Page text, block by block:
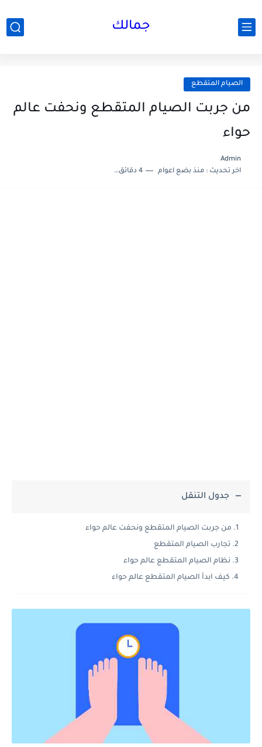
جمالك
الصيام المتقطع
من جربت الصيام المتقطع ونحفت عالم
حواء
Admin
اخر تحديث :منذ بضع اعوام 4 دقائق للقراءة
جدول التنقل
من جربت الصيام المتقطع ونحفت عالم حواء
تجارب الصيام المتقطع
نظام الصيام المتقطع عالم حواء
كيف ابدأ الصيام المتقطع عالم حواء